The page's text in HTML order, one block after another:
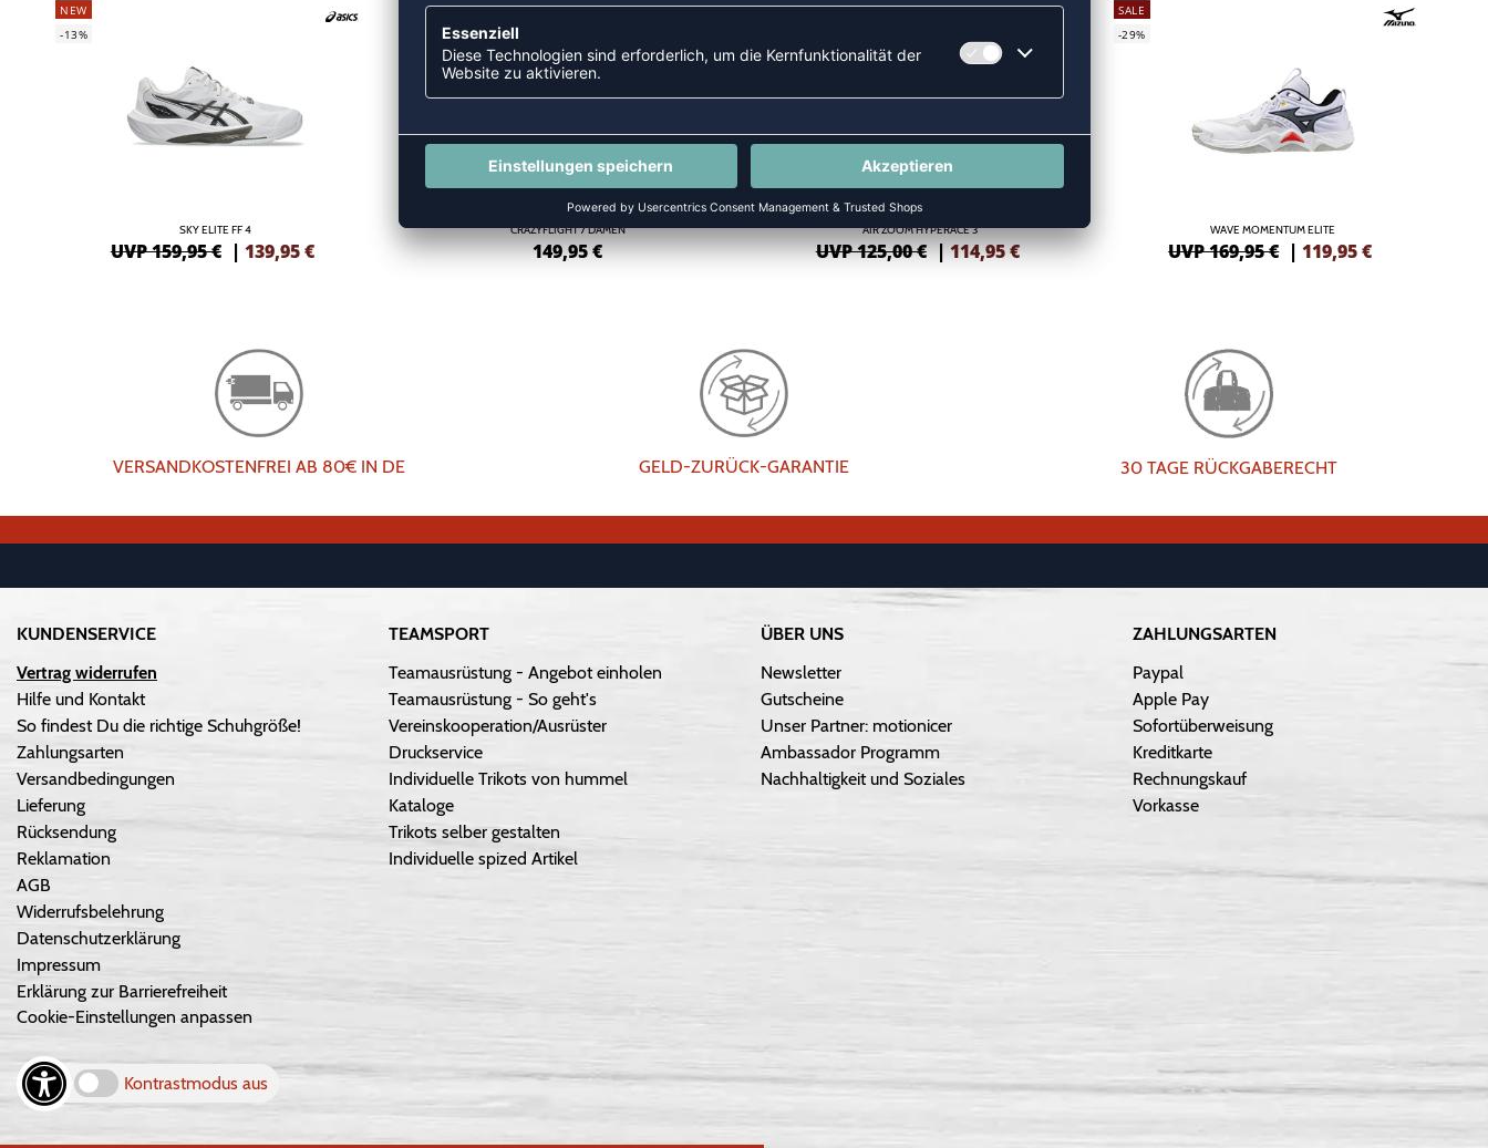
NEW
-13%
SKY ELITE FF 4
UVP 159,95 € | 139,95€
NEW
CRAZYFLIGHT 7 DAMEN
149,95€
-8%
AIR ZOOM HYPERACE 3
UVP 125,00 € |114,95€
SALE
-29%
WAVE MOMENTUM ELITE
UVP 169,95 € |119,95€
VERSANDKOSTENFREI AB 80€ IN DE GELD-ZURÜCK-GARANTIE 30 TAGE RÜCKGABERECHT
KUNDENSERVICE
Vertrag widerrufen
Hilfe und Kontakt
So findest Du die richtige Schuhgröße!
Zahlungsarten
Versandbedingungen
Lieferung
Rücksendung
Reklamation
AGB
Widerrufsbelehrung
Datenschutzerklärung
Impressum
Erklärung zur Barrierefreiheit
Cookie-Einstellungen anpassen
Kontrastmodus aus
TEAMSPORT
Teamausrüstung - Angebot einholen
Teamausrüstung - So geht's
Vereinskooperation/Ausrüster
Druckservice
Individuelle Trikots von hummel
Kataloge
Trikots selber gestalten
Individuelle spized Artikel
ÜBER UNS
Newsletter
Gutscheine
Unser Partner: motionicer
Ambassador Programm
Nachhaltigkeit und Soziales
ZAHLUNGSARTEN
Paypal
Apple Pay
Sofortüberweisung
Kreditkarte
Rechnungskauf
Vorkasse